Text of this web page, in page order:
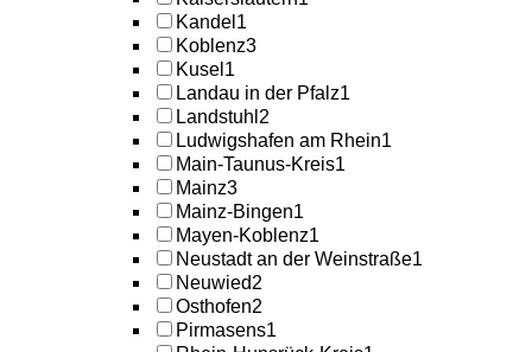
Kandel 1
Koblenz3
Kusel 1
Landau in der Pfalz1
Landstuhl 2
Ludwigshafen am Rhein1
Main-Taunus-Kreis1
Mainz3
Mainz-Bingen1
Mayen-Koblenz1
Neustadt an der Weinstraße1
Neuwied2
Osthofen2
Pirmasens1